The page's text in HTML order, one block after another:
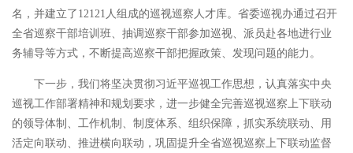
名，并建立了12121人组成的巡视巡察人才库。省委巡视办通过召开
全省巡察干部培训班、抽调巡察干部参加巡视、派员赴各地进行业
务辅导等方式，不断提高巡察干部把握政策、发现问题的能力。
下一步，我们将坚决贯彻习近平巡视工作思想，认真落实中央
巡视工作部署精神和规划要求，进一步健全完善巡视巡察上下联动
的领导体制、工作机制、制度体系、组织保障，抓实系统联动、用
活定向联动、推进横向联动，巩固提升全省巡视巡察上下联动监督